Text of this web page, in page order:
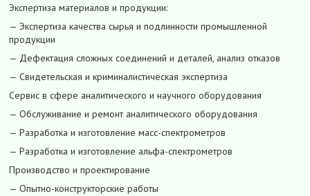
Экспертиза материалов и продукции:
— Экспертиза качества сырья и подлинности промышленной
продукции
— Дефектация сложных соединений и деталей, анализ отказов
— Свидетельская и криминалистическая экспертиза
Сервис в сфере аналитического и научного оборудования
— Обслуживание и ремонт аналитического оборудования
— Разработка и изготовление масс-спектрометров
— Разработка и изготовление альфа-спектрометров
Производство и проектирование
— Опытно-конструкторские работы